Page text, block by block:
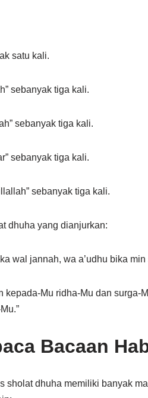
satu kali.
sebanyak tiga kali.
sebanyak tiga kali.
sebanyak tiga kali.
sebanyak tiga kali.
dhuha yang dianjurkan:
wal jannah, wa a’udhu bika min
kepada-Mu ridha-Mu dan surga-
Bacaan
sholat dhuha memiliki banyak